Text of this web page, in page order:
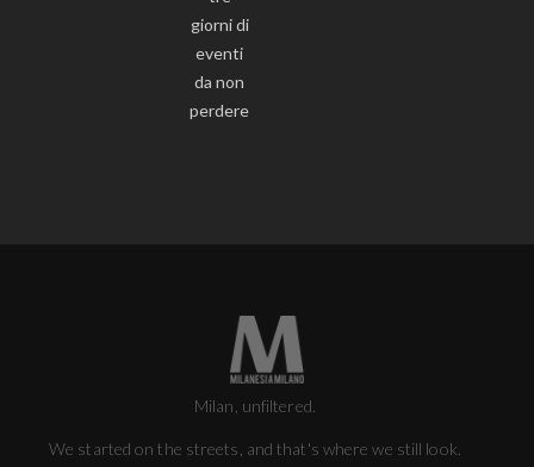
giorni di
eventi
da non
perdere
Milan, unfiltered.
We started on the streets, and that's where we still look.